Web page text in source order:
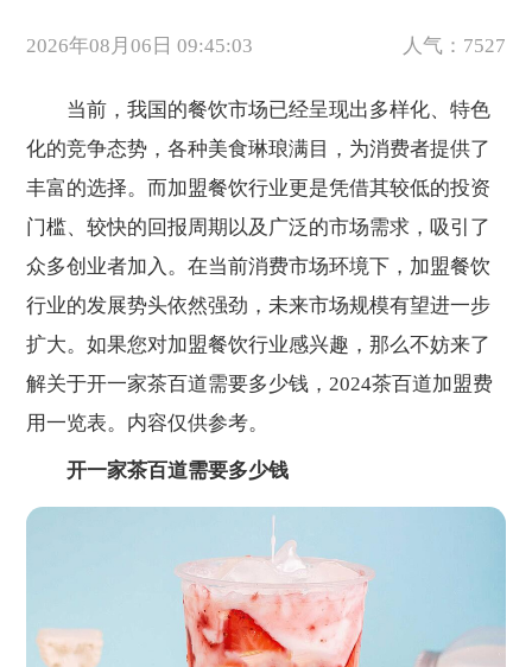
2026年08月06日 09:45:03 人气：7527
当前，我国的餐饮市场已经呈现出多样化、特色
化的竞争态势，各种美食琳琅满目，为消费者提供了
丰富的选择。而加盟餐饮行业更是凭借其较低的投资
门槛、较快的回报周期以及广泛的市场需求，吸引了
众多创业者加入。在当前消费市场环境下，加盟餐饮
行业的发展势头依然强劲，未来市场规模有望进一步
扩大。如果您对加盟餐饮行业感兴趣，那么不妨来了
解关于开一家茶百道需要多少钱，2024茶百道加盟费
用一览表。内容仅供参考。
开一家茶百道需要多少钱